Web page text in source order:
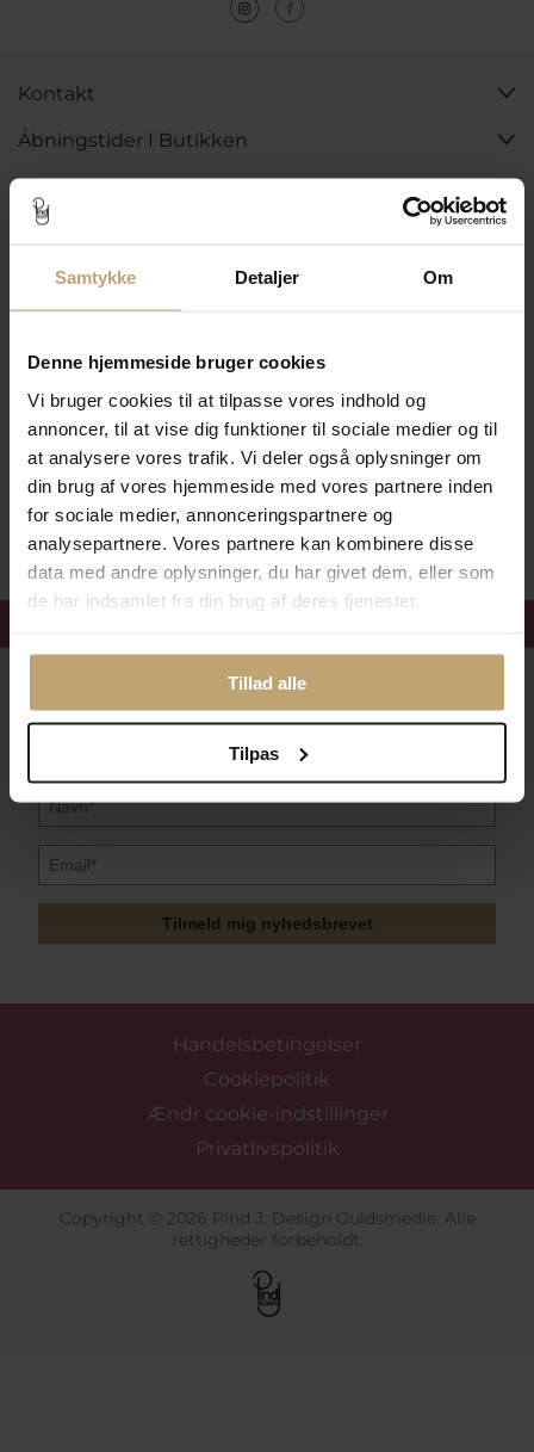
Samtykke Detaljer Om
Denne hjemmeside bruger cookies
Vi bruger cookies til at tilpasse vores indhold og
annoncer, til at vise dig funktioner til sociale medier og til
at analysere vores trafik. Vi deler også oplysninger om
din brug af vores hjemmeside med vores partnere inden
for sociale medier, annonceringspartnere og
analysepartnere. Vores partnere kan kombinere disse
data med andre oplysninger, du har givet dem, eller som
de har indsamlet fra din brug af deres tjenester.
Tillad alle
Tilpas
Kontakt
Åbningstider I Butikken
Information
Praktiske Sider
Betalingsmuligheder
Sikker Og Tryg E-Handel
Følg med i vores nyhedsbrev
Læs mere her
Tilmeld mig nyhedsbrevet
Handelsbetingelser
Cookiepolitik
Ændr cookie-indstillinger
Privatlivspolitik
Copyright © 2026 Pind J. Design Guldsmedie. Alle
rettigheder forbeholdt.